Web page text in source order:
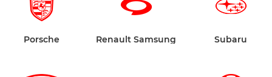
Porsche Renault Samsung Subaru